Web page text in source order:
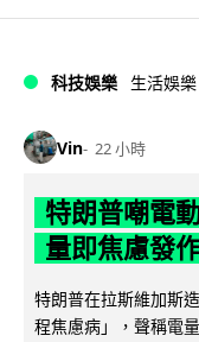
科技娛樂 生活娛樂
Vin 22 小時
特朗普嘲電
量即焦慮發
特朗普在拉斯維加斯
程焦慮病」，聲稱電